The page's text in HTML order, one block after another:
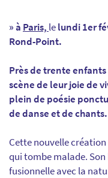
» à Paris, lelundi 1er
Rond-Point.
Près de trente
scène de leur joie de
plein de poésie
de danse et de chants.
Cette nouvelle
qui tombe malade.
fusionnelle avec la